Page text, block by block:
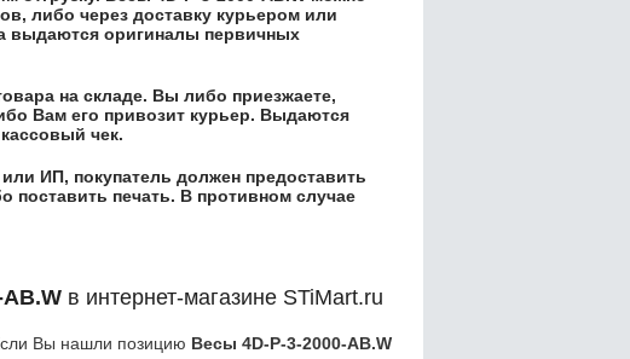
либо через доставку курьером или
выдаются оригиналы первичных
на складе. Вы либо приезжаете,
Вам его привозит курьер. Выдаются
чек.
ИП, покупатель должен предоставить
поставить печать. В противном случае
в интернет-магазине STiMart.ru
Вы нашли позицию Весы 4D-P-3-2000-AB.W